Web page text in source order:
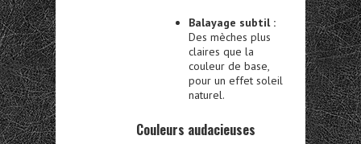
Balayage subtil :
Des mèches plus
claires que la
couleur de base,
pour un effet soleil
naturel.
Couleurs audacieuses